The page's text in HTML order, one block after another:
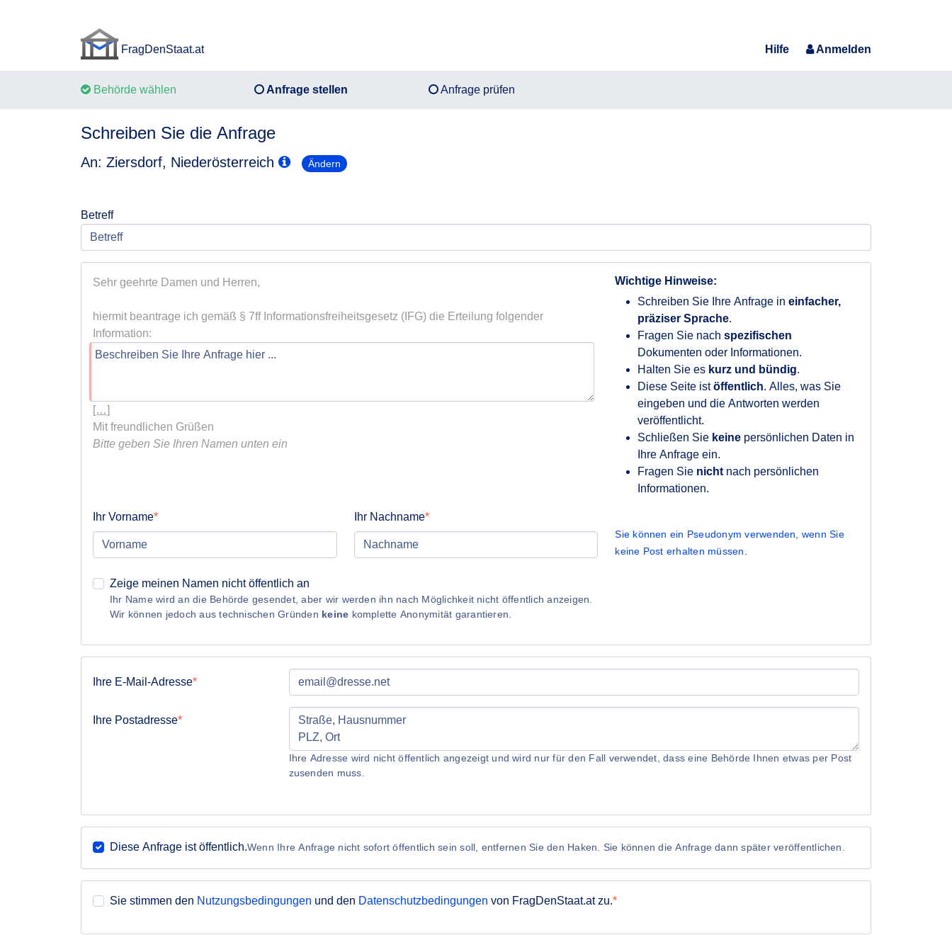
FragDenStaat.at
Hilfe
Anmelden
Behörde wählen Anfrage stellen Anfrage prüfen
Schreiben Sie die Anfrage
An: Ziersdorf, Niederösterreich Ändern
Betreff
Wichtige Hinweise:
Schreiben Sie Ihre Anfrage ineinfacher,
präziser Sprache.
Fragen Sie nachspezifischen
Dokumenten oder Informationen.
Halten Sie es kurz und bündig.
Diese Seite istöffentlich. Alles, was Sie
eingeben und die Antworten werden
veröffentlicht.
Schließen Sie keine persönlichen Daten in
Ihre Anfrage ein.
Fragen Sie nicht nach persönlichen
Informationen.
Sehr geehrte Damen und Herren,
hiermit beantrage ich gemäß § 7ff Informationsfreiheitsgesetz (IFG) die Erteilung folgender
[…]
Bitte geben Sie Ihren Namen unten ein
Ihr Vorname Ihr Nachname
Sie können ein Pseudonym verwenden, wenn Sie
keine Post erhalten müssen
Zeige meinen Namen nicht öffentlich an
Ihr Name wird an die Behörde gesendet, aber wir werden ihn nach Möglichkeit nicht öffentlich anzeigen.
Wir können jedoch aus technischen Gründen keine komplette Anonymität garantieren.
Ihre E-Mail-Adresse
Ihre Postadresse
Ihre Adresse wird nicht öffentlich angezeigt und wird nur für den Fall verwendet, dass eine Behörde Ihnen etwas per Post
zusenden muss.
Diese Anfrage ist öffentlich.Wenn Ihre Anfrage nicht sofort öffentlich sein soll, entfernen Sie den Haken. Sie können die Anfrage dann später veröffentlichen.
Sie stimmen den Nutzungsbedingungen und den Datenschutzbedingungen von FragDenStaat.at zu.